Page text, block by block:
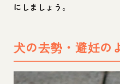
にしましょう。
犬の去勢・避妊の